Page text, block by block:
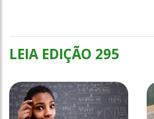
LEIA EDIÇÃO 295